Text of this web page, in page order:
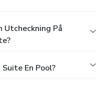
Utcheckning På
En Pool?